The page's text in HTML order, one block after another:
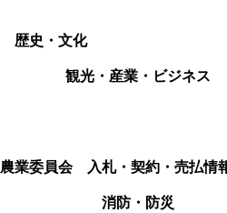
歴史・文化
観光・産業・ビジネス
農業委員会
入札・契約・売払情
消防・防災